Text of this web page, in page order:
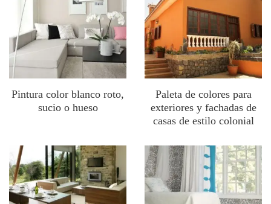
Pintura color blanco roto,
sucio o hueso
Paleta de colores para
exteriores y fachadas de
casas de estilo colonial